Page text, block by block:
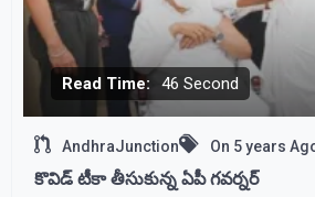
Read Time: 46 Second
AndhraJunction On 5 years
కొవిడ్‌ టీకా తీసుకున్న ఏపీ గవర్నర్‌